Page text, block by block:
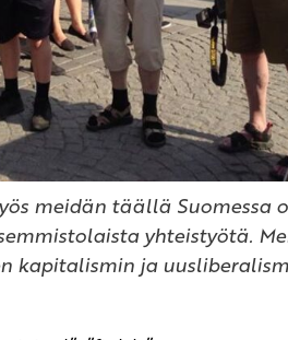
meidän täällä Suomessa
yhteistyötä.
kapitalismin ja